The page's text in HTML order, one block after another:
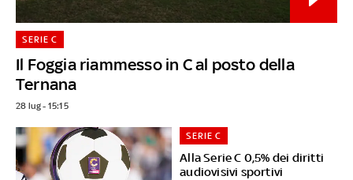
Il Foggia riammesso in C al posto della
Ternana
SERIE C
28 lug - 15:15
Alla Serie C 0,5% dei diritti
audiovisivi sportivi
SERIE C